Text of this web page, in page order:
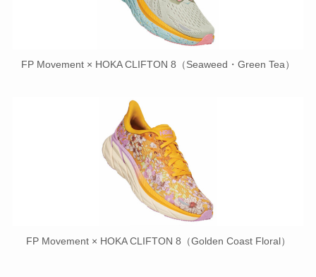
FP Movement × HOKA CLIFTON 8（Seaweed・Green Tea）
FP Movement × HOKA CLIFTON 8（Golden Coast Floral）